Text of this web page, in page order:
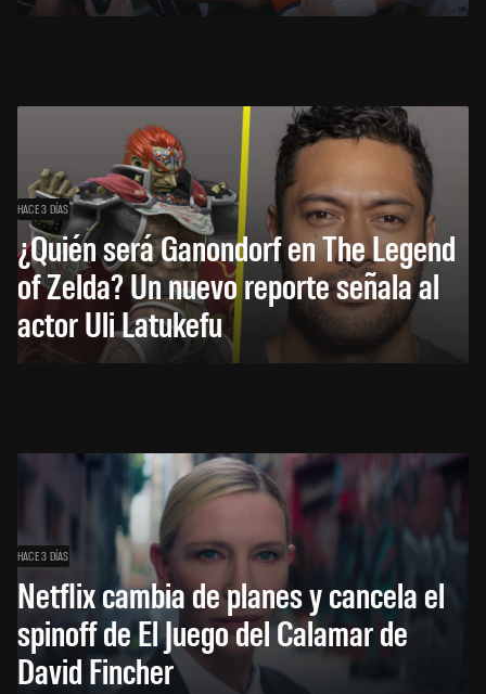
HACE 3 DÍAS
¿Quién será Ganondorf en The Legend
of Zelda? Un nuevo reporte señala al
actor Uli Latukefu
HACE 3 DÍAS
Netflix cambia de planes y cancela el
spinoff de El Juego del Calamar de
David Fincher